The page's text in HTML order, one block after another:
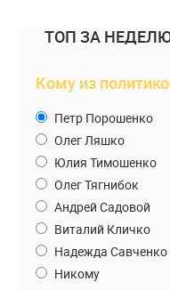
ТОП ЗА
Кому из
Петр Порошенко
Олег Ляшко
Юлия Тимошенко
Олег Тягнибок
Андрей Садовой
Виталий Кличко
Надежда Савченко
Никому